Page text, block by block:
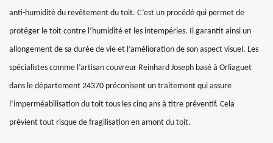
anti-humidité du revêtement du toit. C’est un procédé qui permet de
protéger le toit contre l’humidité et les intempéries. Il garantit ainsi un
allongement de sa durée de vie et l’amélioration de son aspect visuel. Les
spécialistes comme l’artisan couvreur Reinhard Joseph basé à Orliaguet
dans le département 24370 préconisent un traitement qui assure
l’imperméabilisation du toit tous les cinq ans à titre préventif. Cela
prévient tout risque de fragilisation en amont du toit.